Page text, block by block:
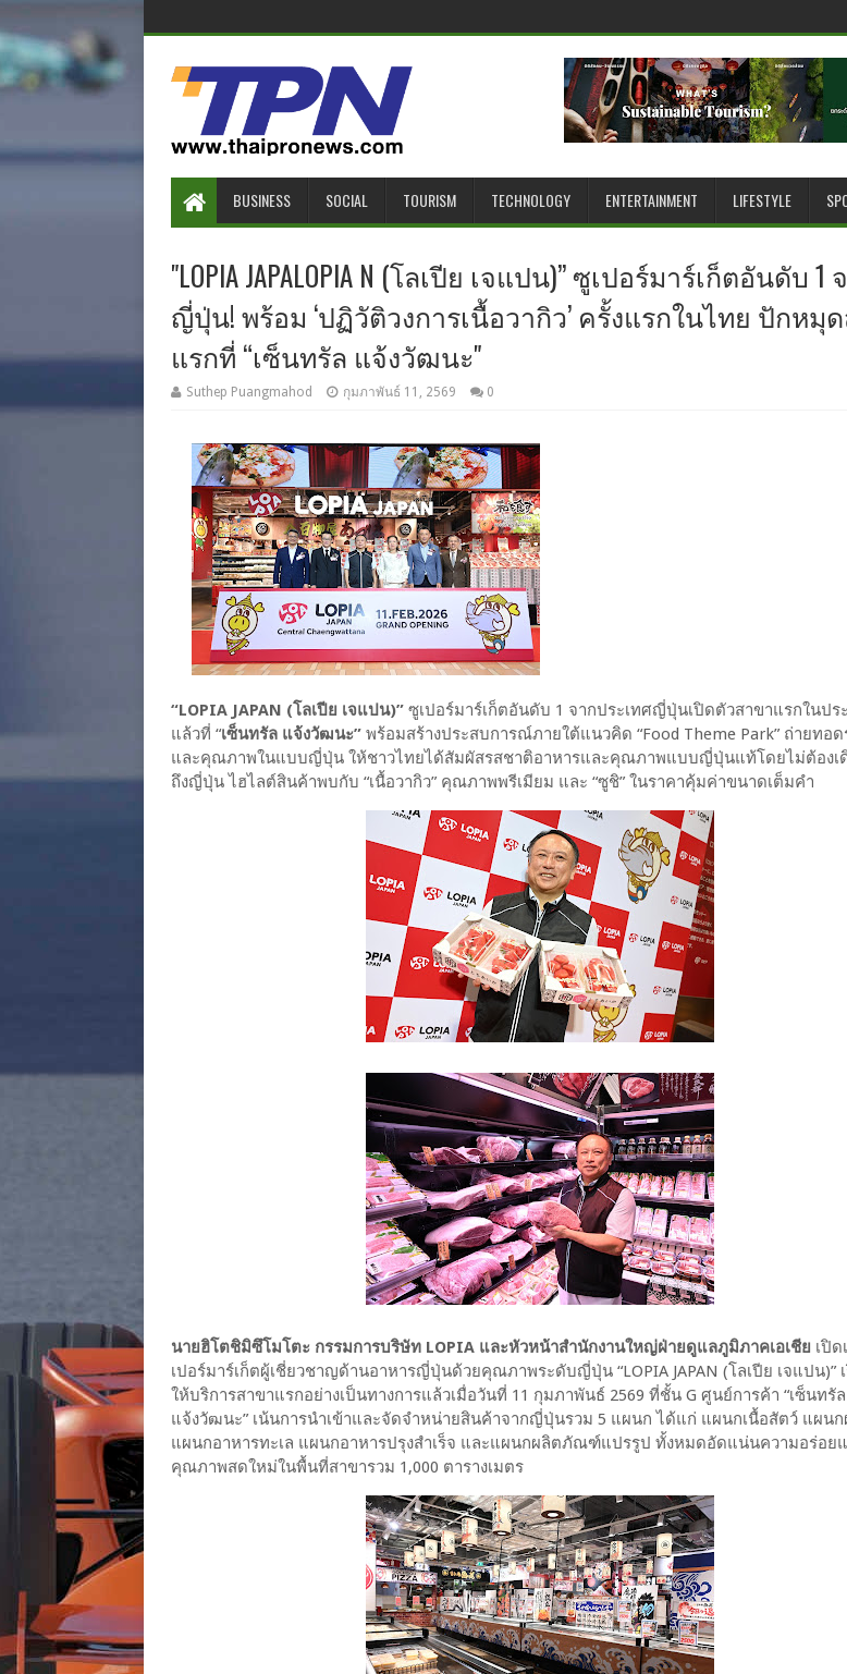
BUSINESS SOCIAL TOURISM TECHNOLOGY ENTERTAINMENT LIFESTYLE
"LOPIA JAPALOPIA N (โลเปีย เจแปน)” ซูเปอร์มาร์เก็ตอันดับ 1
ญี่ปุ่น! พร้อม ‘ปฏิวัติวงการเนื้อวากิว’ ครั้งแรกในไทย ปักหมุ
แรกที่ “เซ็นทรัล แจ้งวัฒนะ"
Suthep Puangmahod กุมภาพันธ์ 11, 2569 0
“LOPIA JAPAN (โลเปีย เจแปน)” ซูเปอร์มาร์เก็ตอันดับ 1 จากประเทศญี่ปุ่นเปิดตัวสาขาแรกในปร
แล้วที่ “เซ็นทรัล แจ้งวัฒนะ” พร้อมสร้างประสบการณ์ภายใต้แนวคิด “Food Theme Park” ถ่ายทอ
และคุณภาพในแบบญี่ปุ่น ให้ชาวไทยได้สัมผัสรสชาติอาหารและคุณภาพแบบญี่ปุ่นแท้โดยไม่ต้องเ
ถึงญี่ปุ่น ไฮไลต์สินค้าพบกับ “เนื้อวากิว” คุณภาพพรีเมียม และ “ซูชิ” ในราคาคุ้มค่าขนาดเต็มคำ
นายฮิโตชิมิซึโมโตะ กรรมการบริษัท LOPIA และหัวหน้าสำนักงานใหญ่ฝ่ายดูแลภูมิภาคเอเชีย เปิด
เปอร์มาร์เก็ตผู้เชี่ยวชาญด้านอาหารญี่ปุ่นด้วยคุณภาพระดับญี่ปุ่น “LOPIA JAPAN (โลเปีย เจแปน)”
ให้บริการสาขาแรกอย่างเป็นทางการแล้วเมื่อวันที่ 11 กุมภาพันธ์ 2569 ที่ชั้น G ศูนย์การค้า “เซ็นทรัล
แจ้งวัฒนะ” เน้นการนำเข้าและจัดจำหน่ายสินค้าจากญี่ปุ่นรวม 5 แผนก ได้แก่ แผนกเนื้อสัตว์ แผน
แผนกอาหารทะเล แผนกอาหารปรุงสำเร็จ และแผนกผลิตภัณฑ์แปรรูป ทั้งหมดอัดแน่นความอร่อย
คุณภาพสดใหม่ในพื้นที่สาขารวม 1,000 ตารางเมตร